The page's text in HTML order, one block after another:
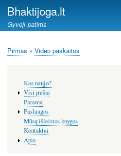
Bhaktijoga.lt
Gyvoji patirtis
Kelias
Pirmas Video paskaitos
meniu
Kas naujo?
Visi įrašai
Parama
Paslaugos
Mūsų išleistos knygos
Kontaktai
Apie